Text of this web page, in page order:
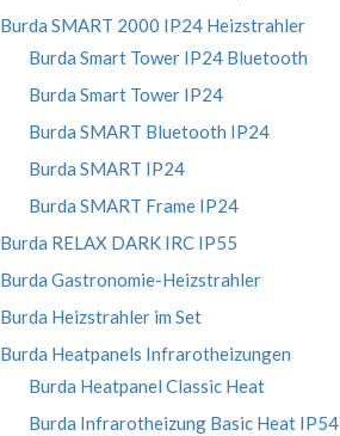
Burda SMART 2000 IP24 Heizstrahler
Burda Smart Tower IP24 Bluetooth
Burda Smart Tower IP24
Burda SMART Bluetooth IP24
Burda SMART IP24
Burda SMART Frame IP24
Burda RELAX DARK IRC IP55
Burda Gastronomie-Heizstrahler
Burda Heizstrahler im Set
Burda Heatpanels Infrarotheizungen
Burda Heatpanel Classic Heat
Burda Infrarotheizung Basic Heat IP54